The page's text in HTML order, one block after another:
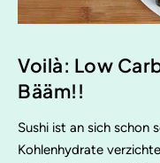
Voilà: Low
Bääm!!
Sushi ist an sich schon
Kohlenhydrate